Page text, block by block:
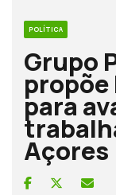
POLÍTICA
Grupo
para
Açores